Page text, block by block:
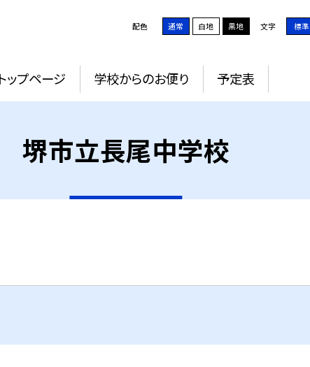
配色 通常 白地 黒地 文字 標準
トップページ 学校からのお便り 予定表
堺市立長尾中学校